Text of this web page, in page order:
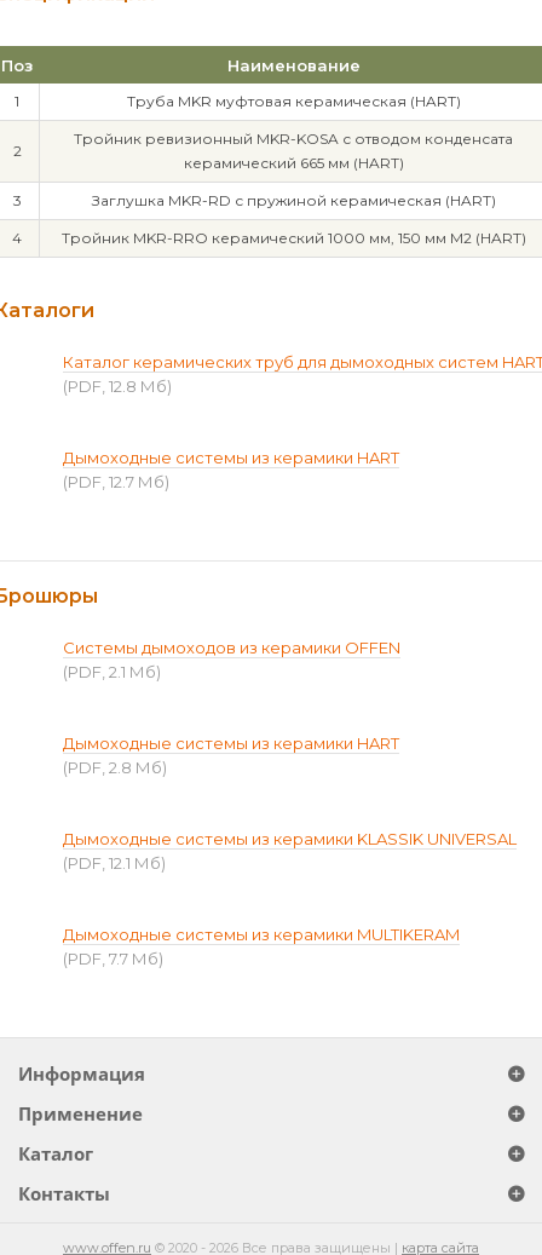
Поз Наименование
1 Труба MKR муфтовая керамическая (HART)
2
Тройник ревизионный MKR-KOSA с отводом конденсата
керамический 665 мм (HART)
3 Заглушка MKR-RD с пружиной керамическая (HART)
4 Тройник MKR-RRO керамический 1000 мм, 150 мм М2 (HART)
Каталог керамических труб для дымоходных систем
(PDF, 12.8 Мб)
Дымоходные системы из керамики HART
(PDF, 12.7 Мб)
Системы дымоходов из керамики OFFEN
(PDF, 2.1 Мб)
Дымоходные системы из керамики HART
(PDF, 2.8 Мб)
Дымоходные системы из керамики KLASSIK UNIVERSAL
(PDF, 12.1 Мб)
Дымоходные системы из керамики MULTIKERAM
(PDF, 7.7 Мб)
Информация
Применение
Каталог
Контакты
www.offen.ru © 2020 - 2026 Все права защищены | карта сайта